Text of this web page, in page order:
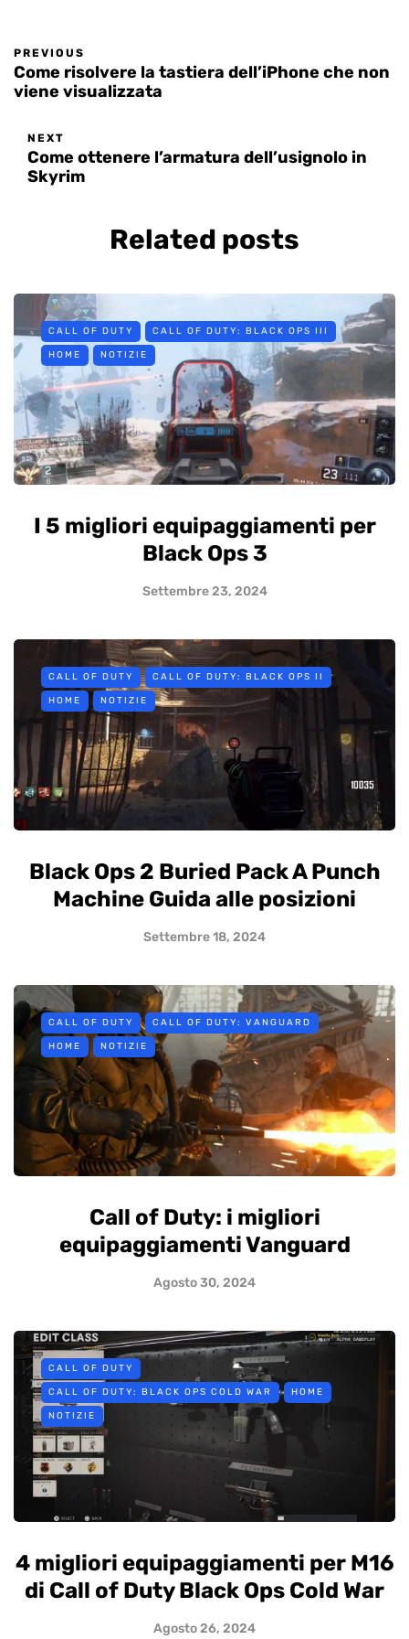
PREVIOUS
Come risolvere la tastiera dell’iPhone che non
viene visualizzata
NEXT
Come ottenere l’armatura dell’usignolo in
Skyrim
Related posts
CALL OF DUTY CALL OF DUTY: BLACK OPS III
HOME NOTIZIE
I 5 migliori equipaggiamenti per
Black Ops 3
Settembre 23, 2024
CALL OF DUTY CALL OF DUTY: BLACK OPS II
HOME NOTIZIE
Black Ops 2 Buried Pack A Punch
Machine Guida alle posizioni
Settembre 18, 2024
CALL OF DUTY CALL OF DUTY: VANGUARD
HOME NOTIZIE
Call of Duty: i migliori
equipaggiamenti Vanguard
Agosto 30, 2024
CALL OF DUTY
CALL OF DUTY: BLACK OPS COLD WAR HOME
NOTIZIE
4 migliori equipaggiamenti per M16
di Call of Duty Black Ops Cold War
Agosto 26, 2024